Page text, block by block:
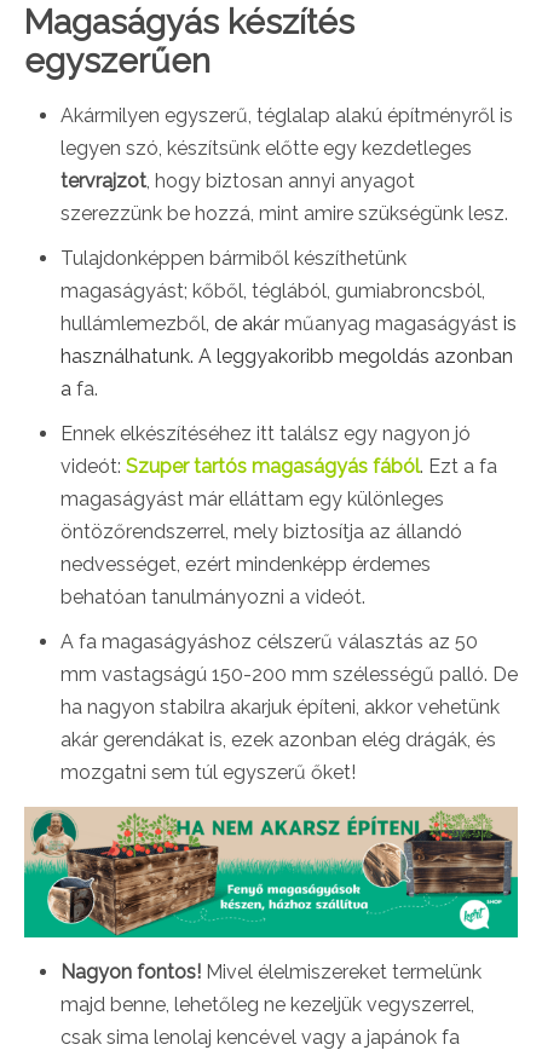
Magaságyás készítés
egyszerűen
Akármilyen egyszerű, téglalap alakú építményről is
legyen szó, készítsünk előtte egy kezdetleges
tervrajzot , hogy biztosan annyi anyagot
szerezzünk be hozzá, mint amire szükségünk lesz.
Tulajdonképpen bármiből készíthetünk
magaságyást; kőből, téglából, gumiabroncsból,
hullámlemezből , de akár műanyag magaságyást is
használhatunk. A leggyakoribb megoldás azonban
a fa.
Ennek elkészítéséhez itt találsz egy nagyon jó
videót: Szuper tartós magaságyás fából. Ezt a fa
magaságyást már elláttam egy különleges
öntözőrendszerrel, mely biztosítja az állandó
nedvességet, ezért mindenképp érdemes
behatóan tanulmányozni a videót.
A fa magaságyáshoz célszerű választás az 50
mm vastagságú 150-200 mm szélességű palló. De
ha nagyon stabilra akarjuk építeni, akkor vehetünk
akár gerendákat is, ezek azonban elég drágák, és
mozgatni sem túl egyszerű őket!
Nagyon fontos! Mivel élelmiszereket termelünk
majd benne, lehetőleg ne kezeljük vegyszerrel,
csak sima lenolaj kencével vagy a japánok fa